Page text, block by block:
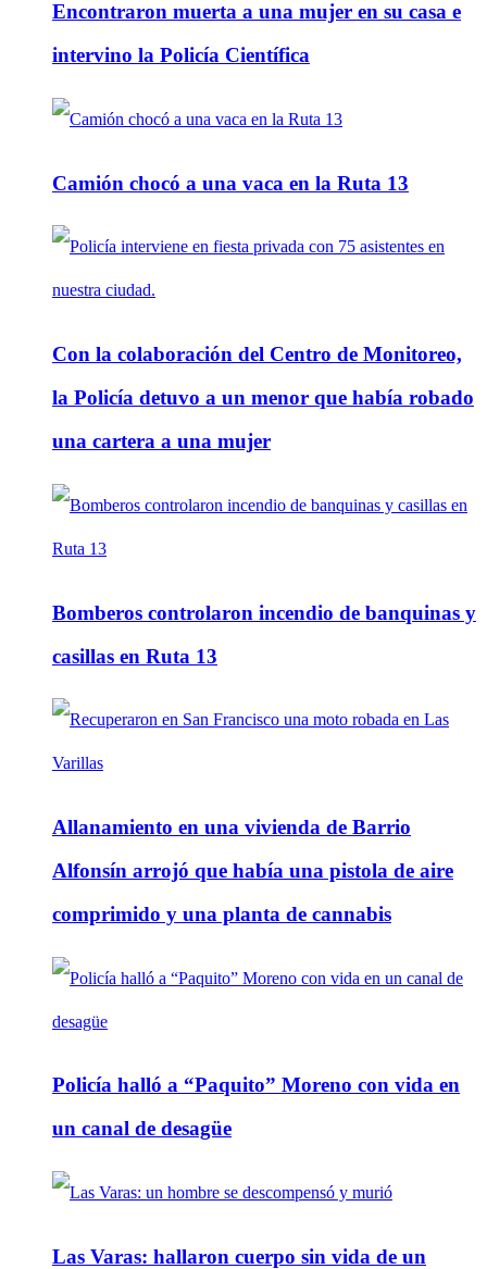
Encontraron muerta a una mujer en su casa e
intervino la Policía Científica
Camión chocó a una vaca en la Ruta 13
Con la colaboración del Centro de Monitoreo,
la Policía detuvo a un menor que había robado
una cartera a una mujer
Bomberos controlaron incendio de banquinas y
casillas en Ruta 13
Allanamiento en una vivienda de Barrio
Alfonsín arrojó que había una pistola de aire
comprimido y una planta de cannabis
Policía halló a “Paquito” Moreno con vida en
un canal de desagüe
Las Varas: hallaron cuerpo sin vida de un